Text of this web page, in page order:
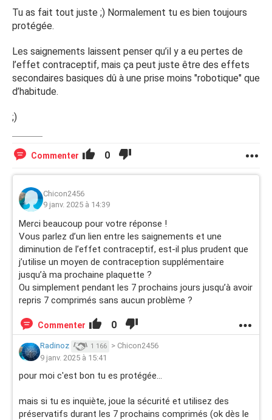
vaginaux. Je suis assez surprise car, d’une part, ayant suivi
la notice à la lettre, rien ne laisse présager un oubli de
Dautre part, le seul « oubli » qui aurait pu être considéré
est celui de la nuit du 6 au 7 mais, étant dans ma
deuxième semaine de plaquette, je crois savoir qu’un oubli
Je vous avoue être un peu perdue sur la marche à suivre,
mettre des préservatifs ? si oui jusqu’à quand ? Suis-je
encore protégée ?
Ces saignements sont vraiment inhabituels chez moi…
tout comme cette vilaine gastro qui m’a prise d’un coup.
Je continue à prendre un seul smecta à 12h donc bien à
distance de ma pilule puisque même si mes selles sont
revenues à 1x/jour, leur consistance reste totalement
aqueuse, est-ce que cela pose un problème ?
Vous remerciant par avance de votre temps, je vous
souhaite une agréable journée
Tu as fait tout juste ;) Normalement tu es bien toujours
protégée.
Les saignements laissent penser qu’il y a eu pertes de
l’effet contraceptif, mais ça peut juste être des effets
secondaires basiques dû à une prise moins "robotique" que
d’habitude.
;)
Commenter 0
Chicon2456
9 janv. 2025 à 14:39
Merci beaucoup pour votre réponse !
Vous parlez d’un lien entre les saignements et une
diminution de l’effet contraceptif, est-il plus prudent que
j’utilise un moyen de contraception supplémentaire
jusqu’à ma prochaine plaquette ?
Ou simplement pendant les 7 prochains jours jusqu’à avoir
repris 7 comprimés sans aucun problème ?
Commenter 0
Radinoz 1 166 > Chicon2456
9 janv. 2025 à 15:41
pour moi c'est bon tu es protégée...
mais si tu es inquiète, joue la sécurité et utilisez des
préservatifs durant les 7 prochains comprimés (ok dès le